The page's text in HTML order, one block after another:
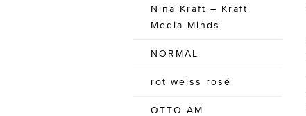
Nina Kraft – Kraft
Media Minds
NORMAL
rot weiss rosé
OTTO AM